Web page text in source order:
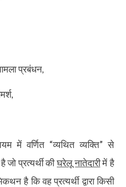
प्रबंधन,
,
में वर्णित “व्यथित व्यक्ति”से
जो प्रत्यर्थी कीघरेलू नातेदारीमें है
है कि वह प्रत्यर्थी द्वारा किसी